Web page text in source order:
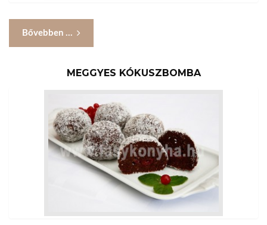
Bővebben ...
MEGGYES KÓKUSZBOMBA